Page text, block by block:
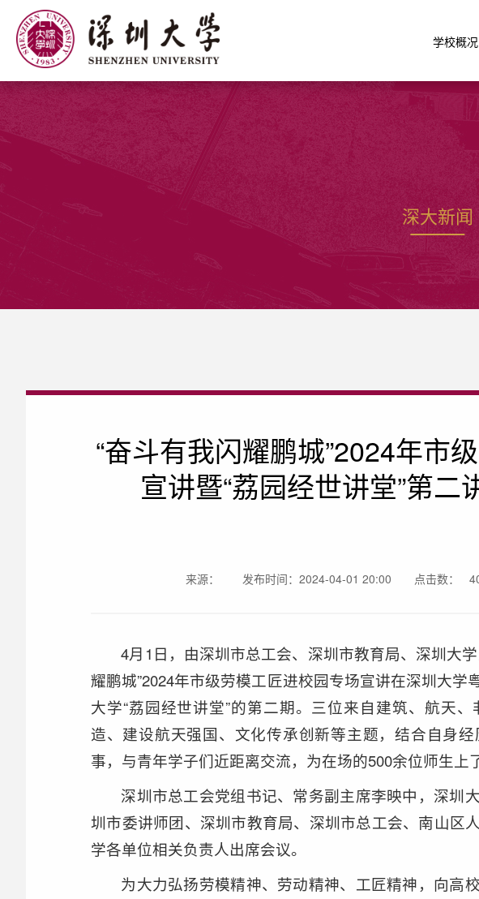
学校概况
深大新闻
“奋斗有我闪耀鹏城”2024年市
宣讲暨“荔园经世讲堂”第二
来源： 发布时间：2024-04-01 20:00 点击数：
4月1日，由深圳市总工会、深圳市教育局、深圳大
耀鹏城”2024年市级劳模工匠进校园专场宣讲在深圳大学
大学“荔园经世讲堂”的第二期。三位来自建筑、航天
造、建设航天强国、文化传承创新等主题，结合自身
事，与青年学子们近距离交流，为在场的500余位师生上
深圳市总工会党组书记、常务副主席李映中，深圳
圳市委讲师团、深圳市教育局、深圳市总工会、南山区
学各单位相关负责人出席会议。
为大力弘扬劳模精神、劳动精神、工匠精神，向高